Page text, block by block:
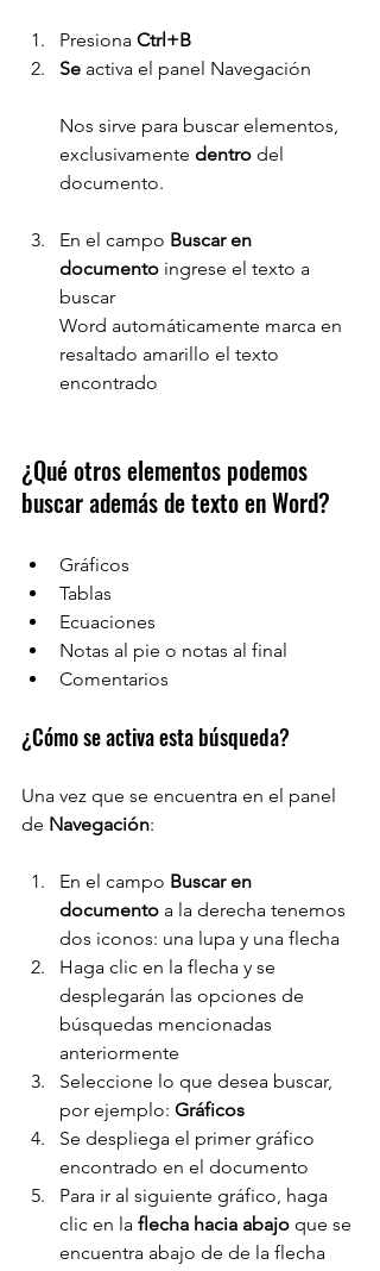
Presiona Ctrl+B
Se activa el panel Navegación
Nos sirve para buscar elementos,
exclusivamente dentro del
documento.
En el campo Buscar en
documento ingrese el texto a
buscar
Word automáticamente marca en
resaltado amarillo el texto
encontrado
¿Qué otros elementos podemos
buscar además de texto en Word?
Gráficos
Tablas
Ecuaciones
Notas al pie o notas al final
Comentarios
¿Cómo se activa esta búsqueda?
Una vez que se encuentra en el panel
de Navegación:
En el campo Buscar en
documento a la derecha tenemos
dos iconos: una lupa y una flecha
Haga clic en la flecha y se
desplegarán las opciones de
búsquedas mencionadas
anteriormente
Seleccione lo que desea buscar,
por ejemplo: Gráficos
Se despliega el primer gráfico
encontrado en el documento
Para ir al siguiente gráfico, haga
clic en la flecha hacia abajo que se
encuentra abajo de de la flecha